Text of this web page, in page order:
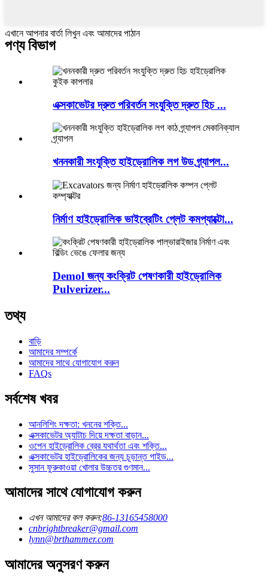
এখানে আপনার বার্তা লিখুন এবং আমাদের পাঠান
পণ্য বিভাগ
এক্সকাভেটর দ্রুত পরিবর্তন সংযুক্তি দ্রুত হিচ ...
খননকারী সংযুক্তি হাইড্রোলিক লগ উড গ্র্যাপল...
নির্মাণ হাইড্রোলিক ভাইব্রেটিং প্লেট কমপ্যাক্টো...
Demol জন্য কংক্রিট পেষণকারী হাইড্রোলিক
Pulverizer...
তথ্য
বাড়ি
আমাদের সম্পর্কে
আমাদের সাথে যোগাযোগ করুন
FAQs
সর্বশেষ খবর
আনলিশিং দক্ষতা: খননের শক্তি...
এক্সকাভেটর অ্যাটাচ দিয়ে দক্ষতা বাড়ান...
ওপেন হাইড্রোলিক ব্রের যথার্থতা এবং শক্তি...
এক্সকাভেটর হাইড্রোলিকের জন্য চূড়ান্ত গাইড...
সুসান ফুরুকাওয়া খোলার উচ্চতর গুণমান...
আমাদের সাথে যোগাযোগ করুন
এখন আমাদের কল করুন:86-13165458000
cnbrightbreaker@gmail.com
lynn@brthammer.com
আমাদের অনুসরণ করুন